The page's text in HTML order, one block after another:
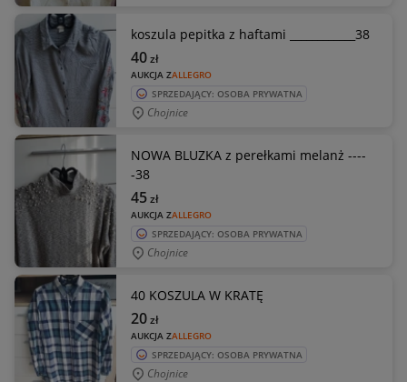
koszula pepitka z haftami ____________38
AUKCJA ZALLEGRO
40zł
SPRZEDAJĄCY: OSOBA PRYWATNA
Chojnice
NOWA BLUZKA z perełkami melanż ----
-38
AUKCJA ZALLEGRO
45zł
SPRZEDAJĄCY: OSOBA PRYWATNA
Chojnice
40 KOSZULA W KRATĘ
AUKCJA ZALLEGRO
20zł
SPRZEDAJĄCY: OSOBA PRYWATNA
Chojnice